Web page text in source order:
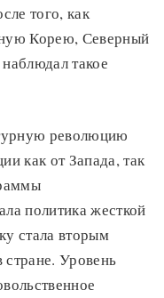
того, как
Корею, Северный
такое
революцию
как от Запада, так
политика жесткой
стала вторым
Уровень